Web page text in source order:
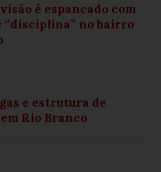
é espancado com
no bairro
e estrutura de
Rio Branco